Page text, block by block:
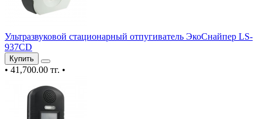
Ультразвуковой стационарный отпугиватель ЭкоСнайпер LS-
937CD
Купить
• 41,700.00 тг. •